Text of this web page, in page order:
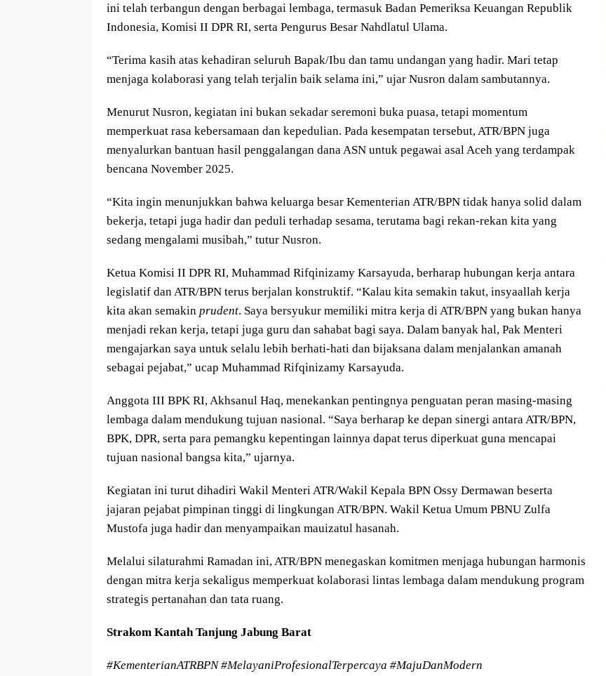
ini telah terbangun dengan berbagai lembaga, termasuk Badan Pemeriksa Keuangan Republik
Indonesia, Komisi II DPR RI, serta Pengurus Besar Nahdlatul Ulama.
“Terima kasih atas kehadiran seluruh Bapak/Ibu dan tamu undangan yang hadir. Mari tetap
menjaga kolaborasi yang telah terjalin baik selama ini,” ujar Nusron dalam sambutannya.
Menurut Nusron, kegiatan ini bukan sekadar seremoni buka puasa, tetapi momentum
memperkuat rasa kebersamaan dan kepedulian. Pada kesempatan tersebut, ATR/BPN juga
menyalurkan bantuan hasil penggalangan dana ASN untuk pegawai asal Aceh yang terdampak
bencana November 2025.
“Kita ingin menunjukkan bahwa keluarga besar Kementerian ATR/BPN tidak hanya solid dalam
bekerja, tetapi juga hadir dan peduli terhadap sesama, terutama bagi rekan-rekan kita yang
sedang mengalami musibah,” tutur Nusron.
Ketua Komisi II DPR RI, Muhammad Rifqinizamy Karsayuda, berharap hubungan kerja antara
legislatif dan ATR/BPN terus berjalan konstruktif. “Kalau kita semakin takut, insyaallah kerja
kita akan semakin prudent. Saya bersyukur memiliki mitra kerja di ATR/BPN yang bukan hanya
menjadi rekan kerja, tetapi juga guru dan sahabat bagi saya. Dalam banyak hal, Pak Menteri
mengajarkan saya untuk selalu lebih berhati-hati dan bijaksana dalam menjalankan amanah
sebagai pejabat,” ucap Muhammad Rifqinizamy Karsayuda.
Anggota III BPK RI, Akhsanul Haq, menekankan pentingnya penguatan peran masing-masing
lembaga dalam mendukung tujuan nasional. “Saya berharap ke depan sinergi antara ATR/BPN,
BPK, DPR, serta para pemangku kepentingan lainnya dapat terus diperkuat guna mencapai
tujuan nasional bangsa kita,” ujarnya.
Kegiatan ini turut dihadiri Wakil Menteri ATR/Wakil Kepala BPN Ossy Dermawan beserta
jajaran pejabat pimpinan tinggi di lingkungan ATR/BPN. Wakil Ketua Umum PBNU Zulfa
Mustofa juga hadir dan menyampaikan mauizatul hasanah.
Melalui silaturahmi Ramadan ini, ATR/BPN menegaskan komitmen menjaga hubungan harmonis
dengan mitra kerja sekaligus memperkuat kolaborasi lintas lembaga dalam mendukung program
strategis pertanahan dan tata ruang.
Strakom Kantah Tanjung Jabung Barat
#KementerianATRBPN #MelayaniProfesionalTerpercaya #MajuDanModern